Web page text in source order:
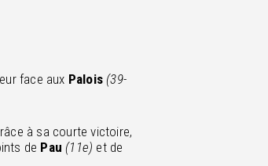
face aux Palois (39-
à sa courte victoire,
de Pau (11e) et de